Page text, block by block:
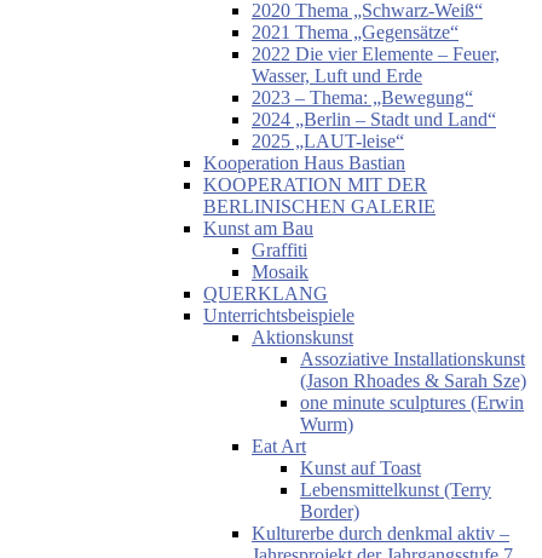
2020 Thema „Schwarz-Weiß“
2021 Thema „Gegensätze“
2022 Die vier Elemente – Feuer,
Wasser, Luft und Erde
2023 – Thema: „Bewegung“
2024 „Berlin – Stadt und Land“
2025 „LAUT-leise“
Kooperation Haus Bastian
KOOPERATION MIT DER
BERLINISCHEN GALERIE
Kunst am Bau
Graffiti
Mosaik
QUERKLANG
Unterrichtsbeispiele
Aktionskunst
Assoziative Installationskunst
(Jason Rhoades & Sarah Sze)
one minute sculptures (Erwin
Wurm)
Eat Art
Kunst auf Toast
Lebensmittelkunst (Terry
Border)
Kulturerbe durch denkmal aktiv –